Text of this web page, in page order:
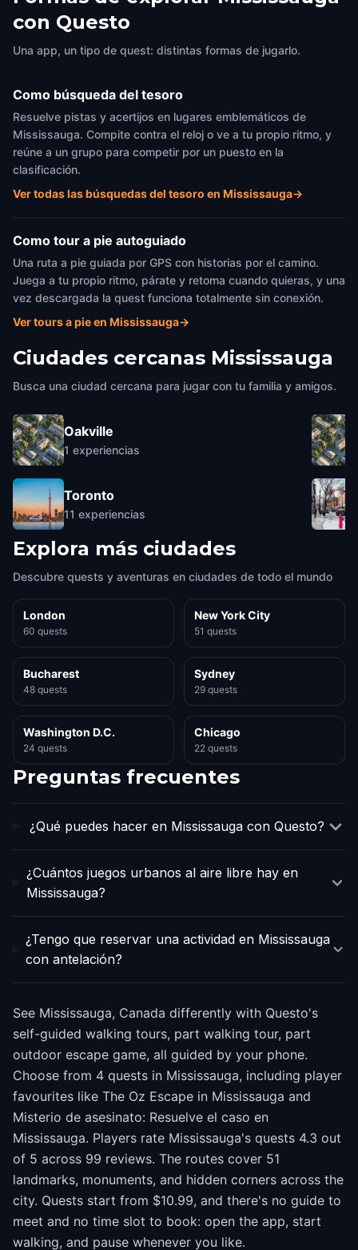
con Questo
Una app, un tipo de quest: distintas formas de jugarlo.
Como búsqueda del tesoro
Resuelve pistas y acertijos en lugares emblemáticos de
Mississauga. Compite contra el reloj o ve a tu propio ritmo, y
reúne a un grupo para competir por un puesto en la
clasificación.
Ver todas las búsquedas del tesoro en Mississauga→
Como tour a pie autoguiado
Una ruta a pie guiada por GPS con historias por el camino.
Juega a tu propio ritmo, párate y retoma cuando quieras, y una
vez descargada la quest funciona totalmente sin conexión.
Ver tours a pie en Mississauga→
Ciudades cercanas Mississauga
Busca una ciudad cercana para jugar con tu familia y amigos.
Oakville
1 experiencias
Toronto
11 experiencias
Explora más ciudades
Descubre quests y aventuras en ciudades de todo el mundo
London
60 quests
New York City
51 quests
Bucharest
48 quests
Sydney
29 quests
Washington D.C.
24 quests
Chicago
22 quests
Preguntas frecuentes
¿Qué puedes hacer en Mississauga con Questo?
¿Cuántos juegos urbanos al aire libre hay en
Mississauga?
¿Tengo que reservar una actividad en Mississauga
con antelación?
See Mississauga, Canada differently with Questo's
self-guided walking tours, part walking tour, part
outdoor escape game, all guided by your phone.
Choose from 4 quests in Mississauga, including player
favourites like The Oz Escape in Mississauga and
Misterio de asesinato: Resuelve el caso en
Mississauga. Players rate Mississauga's quests 4.3 out
of 5 across 99 reviews. The routes cover 51
landmarks, monuments, and hidden corners across the
city. Quests start from $10.99, and there's no guide to
meet and no time slot to book: open the app, start
walking, and pause whenever you like.